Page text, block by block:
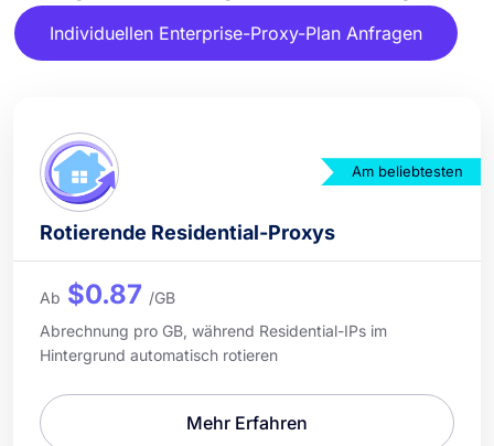
Individuellen Enterprise-Proxy-Plan Anfragen
Am beliebtesten
Rotierende Residential-Proxys
Ab $0.87 /GB
Abrechnung pro GB, während Residential-IPs im
Hintergrund automatisch rotieren
Mehr Erfahren